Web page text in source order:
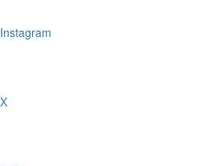
Instagram
X